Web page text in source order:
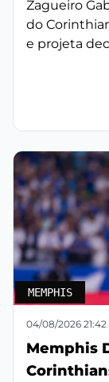
Zagueiro
do
e projeta
MEMPHIS
04/08/2026 21:42
Memphis